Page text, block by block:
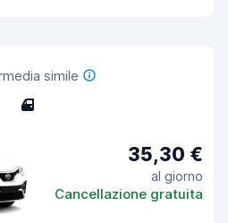
simile
4
35,30 €
al giorno
Cancellazione gratuita